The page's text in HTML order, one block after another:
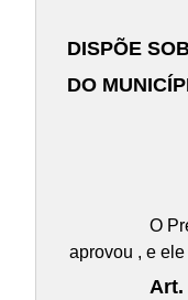
DISPÕE
DO
O
aprovou , e
Art.